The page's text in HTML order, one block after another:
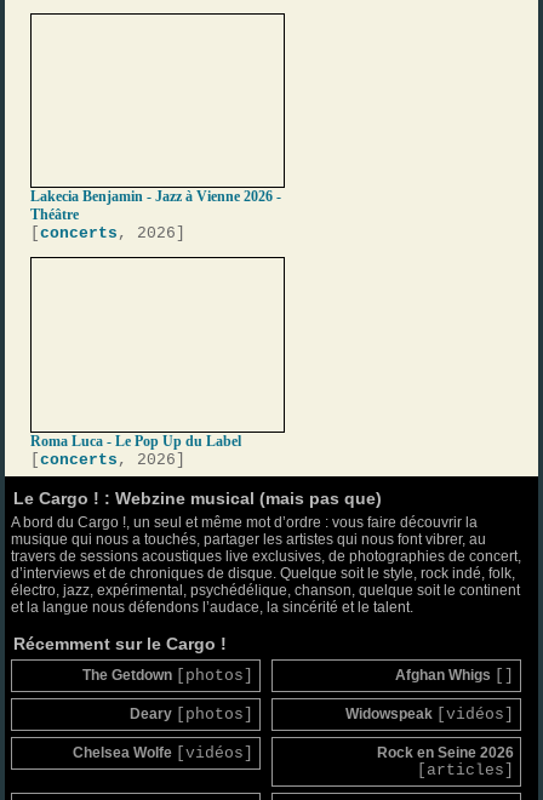
Lakecia Benjamin - Jazz à Vienne 2026 -
Théâtre
[concerts , 2026]
Roma Luca - Le Pop Up du Label
[concerts , 2026]
Le Cargo ! : Webzine musical (mais pas que)
A bord du Cargo !, un seul et même mot d’ordre : vous faire découvrir la
musique qui nous a touchés, partager les artistes qui nous font vibrer, au
travers de sessions acoustiques live exclusives, de photographies de concert,
d’interviews et de chroniques de disque. Quelque soit le style, rock indé, folk,
électro, jazz, expérimental, psychédélique, chanson, quelque soit le continent
et la langue nous défendons l’audace, la sincérité et le talent.
Récemment sur le Cargo !
The Getdown [photos] Afghan Whigs
Deary [photos] Widowspeak [vidéos]
Chelsea Wolfe [vidéos] Rock en Seine 2026
[articles]